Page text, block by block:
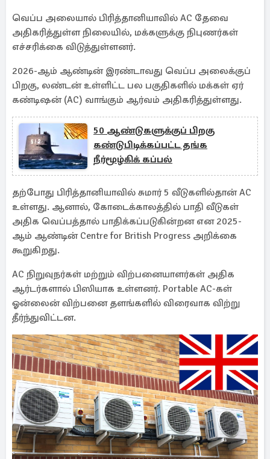
வெப்ப அலையால் பிரித்தானியாவில் AC தேவை
அதிகரித்துள்ள நிலையில், மக்களுக்கு நிபுணர்கள்
எச்சரிக்கை விடுத்துள்ளனர்.
2026-ஆம் ஆண்டின் இரண்டாவது வெப்ப அலைக்குப்
பிறகு, லண்டன் உள்ளிட்ட பல பகுதிகளில் மக்கள் ஏர்
கண்டிஷன் (AC) வாங்கும் ஆர்வம் அதிகரித்துள்ளது.
50 ஆண்டுகளுக்குப் பிறகு
கண்டுபிடிக்கப்பட்ட தங்க
நீர்மூழ்கிக் கப்பல்
தற்போது பிரித்தானியாவில் சுமார் 5 வீடுகளில்தான் AC
உள்ளது. ஆனால், கோடைக்காலத்தில் பாதி வீடுகள்
அதிக வெப்பத்தால் பாதிக்கப்படுகின்றன என 2025-
ஆம் ஆண்டின் Centre for British Progress அறிக்கை
கூறுகிறது.
AC நிறுவுநர்கள் மற்றும் விற்பனையாளர்கள் அதிக
ஆர்டர்களால் பிஸியாக உள்ளனர். Portable AC-கள்
ஓன்லைன் விற்பனை தளங்களில் விரைவாக விற்று
தீர்ந்துவிட்டன.